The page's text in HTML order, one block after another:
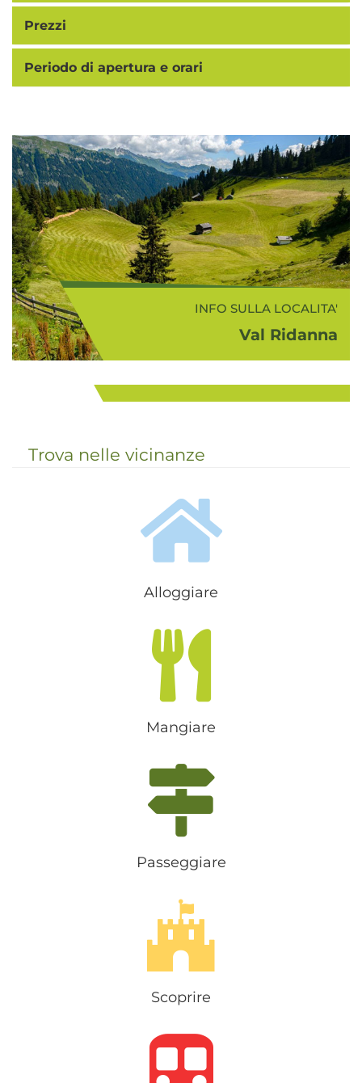
Prezzi
Periodo di apertura e orari
INFO SULLA LOCALITA'
Val Ridanna
valle meravigliosa, caratterizzata da
Trova nelle vicinanze
Alloggiare
Mangiare
Passeggiare
Scoprire